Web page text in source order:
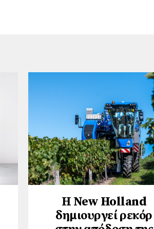
Η New Holland
δημιουργεί ρεκόρ